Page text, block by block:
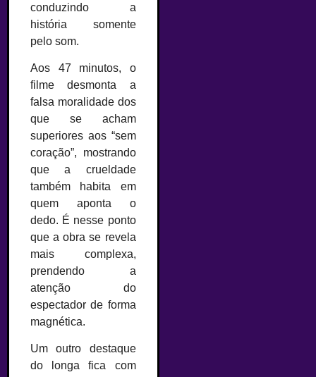
conduzindo a
história somente
pelo som.
Aos 47 minutos, o
filme desmonta a
falsa moralidade dos
que se acham
superiores aos “sem
coração”, mostrando
que a crueldade
também habita em
quem aponta o
dedo. É nesse ponto
que a obra se revela
mais complexa,
prendendo a
atenção do
espectador de forma
magnética.
Um outro destaque
do longa fica com